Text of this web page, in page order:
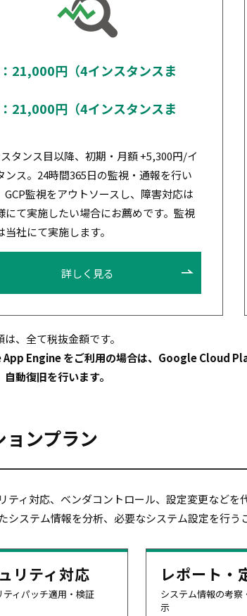
21,000円（4インスタンスま
21,000円（4インスタンスま
タンス目以降、初期・月額 +5,300円/イ
ンス。24時間365日の監視・通報を行い
GCP監視をアウトソースし、障害対応は
にて実施したい場合にお薦めです。監視
当社にて実施します。
詳しく見る
、全て税抜金額です。
Engine をご利用の場合は、Google Cloud
自動復旧を行います。
ョンプラン
ティ対応、ベンダコントロール、設定変更などを
システム情報を分析、必要なシステム設定を行う
リティ対応
ティパッチ適用・検証
レポート・
システム情報の考察
示